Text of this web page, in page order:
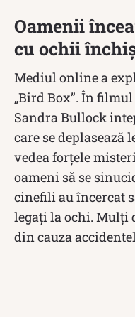
Oamenii
cu ochii
Mediul online a
„Bird Box”. În
Sandra Bullock
care se deplasează
vedea forţele
oameni să se
cinefili au încercat
legați la ochi. Mulți
din cauza